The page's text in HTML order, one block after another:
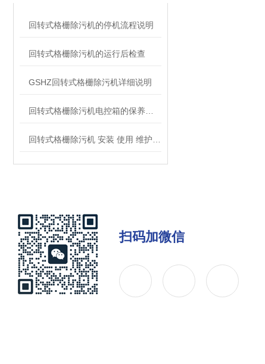
回转式格栅除污机的停机流程说明
回转式格栅除污机的运行后检查
GSHZ回转式格栅除污机详细说明
扫码加微信